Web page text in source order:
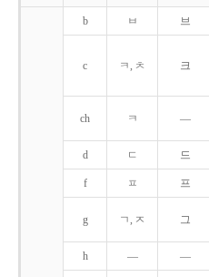
b ㅂ 브
c ㅋ, ㅊ 크
ch ㅋ ―
d ㄷ 드
f ㅍ 프
g ㄱ, ㅈ 그
h ― ―